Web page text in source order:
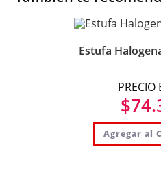
Estufa
PRECIO
$
Agregar al